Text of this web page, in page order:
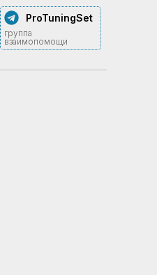
ProTuningSet
группа
взаимопомощи